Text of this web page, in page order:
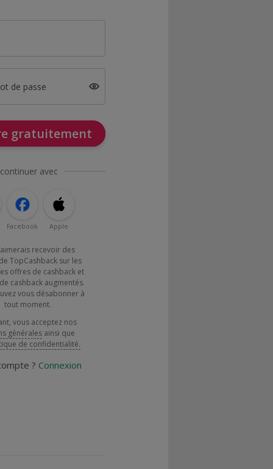
de passe
gratuitement
avec
Facebook Apple
recevoir des
TopCashback sur les
offres de cashback et
cashback augmentés.
vous désabonner à
tout moment.
vous acceptez nos
générales ainsi que
de confidentialité.
? Connexion